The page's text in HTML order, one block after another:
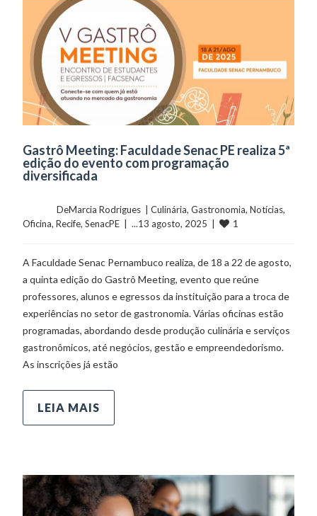
Gastrô Meeting: Faculdade Senac PE realiza 5ª
edição do evento com programação
diversificada
	    	DeMarcia Rodrigues  |
Culinária, Gastronomia, Notícias
Oficina, Recife, SenacPE
  |  ...13 agosto, 2025  |
1
A Faculdade Senac Pernambuco realiza, de 18 a 22 de agosto,
a quinta edição do Gastrô Meeting, evento que reúne
professores, alunos e egressos da instituição para a troca de
experiências no setor de gastronomia. Várias oficinas estão
programadas, abordando desde produção culinária e serviços
gastronômicos, até negócios, gestão e empreendedorismo.
As inscrições já estão
LEIA MAIS